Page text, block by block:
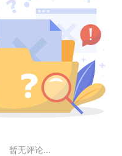
暂无评论...